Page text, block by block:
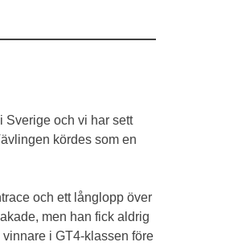
Sverige och vi har sett
kördes som en
och ett långlopp över
men han fick aldrig
i GT4-klassen före